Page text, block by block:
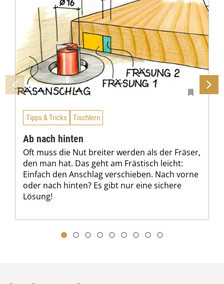
Tipps & Tricks Tischlern
Ab nach hinten
Oft muss die Nut breiter werden als der Fräser,
den man hat. Das geht am Frästisch leicht:
Einfach den Anschlag verschieben. Nach vorne
oder nach hinten? Es gibt nur eine sichere
Lösung!